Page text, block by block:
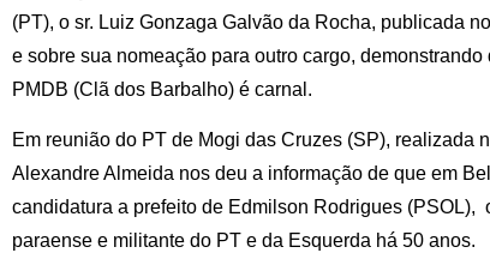
(PT), o sr. Luiz Gonzaga Galvão da Rocha, publicada no
e sobre sua nomeação para outro cargo,
PMDB (Clã dos Barbalho) é carnal.
Em reunião do PT de Mogi das Cruzes (SP), realizada
Alexandre Almeida nos deu a informação de que em
candidatura a prefeito de Edmilson Rodrigues (PSOL),
paraense e militante do PT e da Esquerda há 50 anos.